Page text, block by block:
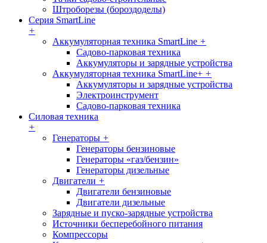
Штроборезы (бороздоделы)
Серия SmartLine
+
Аккумуляторная техника SmartLine +
Садово-парковая техника
Аккумуляторы и зарядные устройства
Аккумуляторная техника SmartLine+ +
Аккумуляторы и зарядные устройства
Электроинструмент
Садово-парковая техника
Силовая техника
+
Генераторы +
Генераторы бензиновые
Генераторы «газ/бензин»
Генераторы дизельные
Двигатели +
Двигатели бензиновые
Двигатели дизельные
Зарядные и пуско-зарядные устройства
Источники бесперебойного питания
Компрессоры